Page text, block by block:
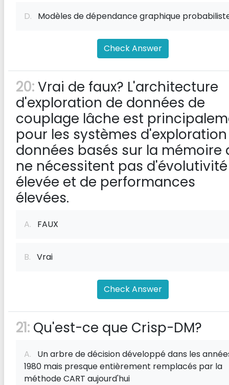
D. Modèles de dépendance graphique
Check Answer
20:Vrai de faux? L'architecture
d'exploration de données de
couplage lâche est
pour les systèmes
données basés sur la mémoire
ne nécessitent pas d'évolutivité
élevée et de performances
élevées.
A. FAUX
B. Vrai
Check Answer
21: Qu'est-ce que Crisp-DM?
A. Un arbre de décision développé dans les
1980 mais presque entièrement remplacés par la
méthode CART aujourd'hui